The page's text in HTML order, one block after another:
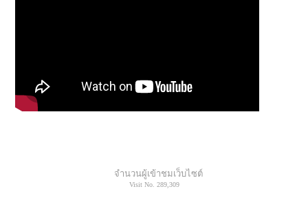
จำนวนผู้เข้าชมเว็บไซต์